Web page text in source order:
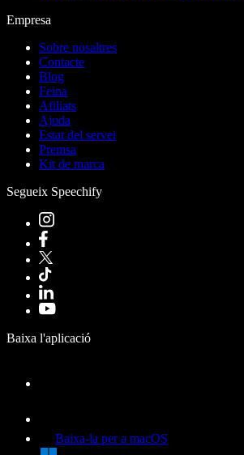
Empresa
Sobre nosaltres
Contacte
Blog
Feina
Afiliats
Ajuda
Estat del servei
Premsa
Kit de marca
Segueix Speechify
Baixa l'aplicació
Baixa-la per a macOS